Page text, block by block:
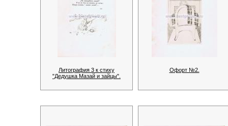
Литография 3 к стиху
"Дедушка Мазай и зайцы".
Офорт №2.